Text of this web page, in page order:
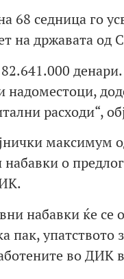
68 седница го
на државата од
надоместоци,
расходи“,
максимум
о предлог
набавки ќе се
упатството
во ДИК